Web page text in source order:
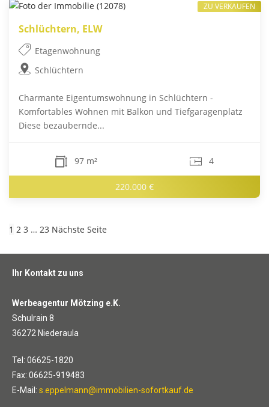
Schlüchtern, ELW
Etagenwohnung
Schlüchtern
Charmante Eigentumswohnung in Schlüchtern -
Komfortables Wohnen mit Balkon und Tiefgaragenplatz
Diese bezaubernde...
97 m² 4
220.000 €
ZU VERKAUFEN
1 2 3 … 23 Nächste Seite
Ihr Kontakt zu uns
Werbeagentur Mötzing e.K.
Schulrain 8
36272 Niederaula
Tel: 06625-1820
Fax: 06625-919483
E-Mail: s.eppelmann@immobilien-sofortkauf.de